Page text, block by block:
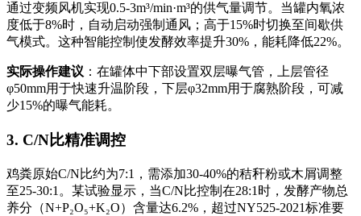
通过变频风机实现0.5-3m³/min·m³的供气量调节。当罐内氧浓
度低于8%时，自动启动强制通风；高于15%时切换至间歇供
气模式。这种智能控制使发酵效率提升30%，能耗降低22%。
实际操作建议 ：在罐体中下部设置双层曝气管，上层管径
φ50mm用于快速升温阶段，下层φ32mm用于腐熟阶段，可减
少15%的曝气能耗。
3. C/N比精准调控
鸡粪原始C/N比约为7:1，需添加30-40%的秸秆粉或木屑调整
至25-30:1。某试验显示，当C/N比控制在28:1时，发酵产物总
养分（N+P₂O₅+K₂O）含量达6.2%，超过NY525-2021标准要